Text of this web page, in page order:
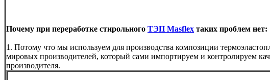
Почему при переработке стирольного ТЭП Masflex таких проблем нет:
1. Потому что мы используем для производства композиции
мировых производителей, который сами импортируем и контролируем
производителя.